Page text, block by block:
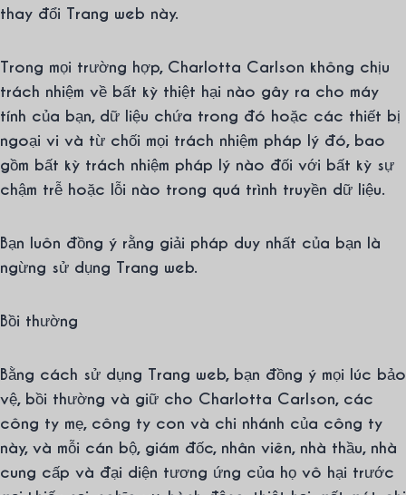
thay đổi Trang web này.
Trong mọi trường hợp, Charlotta Carlson không chịu
trách nhiệm về bất kỳ thiệt hại nào gây ra cho máy
tính của bạn, dữ liệu chứa trong đó hoặc các thiết bị
ngoại vi và từ chối mọi trách nhiệm pháp lý đó, bao
gồm bất kỳ trách nhiệm pháp lý nào đối với bất kỳ sự
chậm trễ hoặc lỗi nào trong quá trình truyền dữ liệu.
Bạn luôn đồng ý rằng giải pháp duy nhất của bạn là
ngừng sử dụng Trang web.
Bồi thường
Bằng cách sử dụng Trang web, bạn đồng ý mọi lúc bảo
vệ, bồi thường và giữ cho Charlotta Carlson, các
công ty mẹ, công ty con và chi nhánh của công ty
này, và mỗi cán bộ, giám đốc, nhân viên, nhà thầu, nhà
cung cấp và đại diện tương ứng của họ vô hại trước